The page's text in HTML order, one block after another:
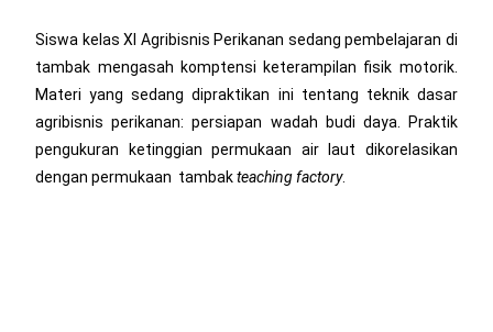
Siswa kelas XI Agribisnis Perikanan sedang pembelajaran di
tambak mengasah komptensi keterampilan fisik motorik.
Materi yang sedang dipraktikan ini tentang teknik dasar
agribisnis perikanan: persiapan wadah budi daya. Praktik
pengukuran ketinggian permukaan air laut dikorelasikan
dengan permukaan tambakteaching factory.